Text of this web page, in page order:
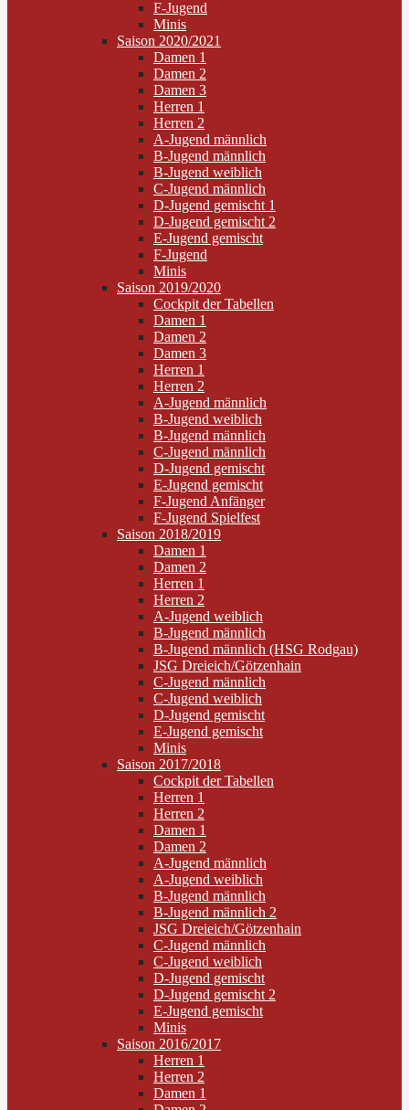
F-Jugend
Minis
Saison 2020/2021
Damen 1
Damen 2
Damen 3
Herren 1
Herren 2
A-Jugend männlich
B-Jugend männlich
B-Jugend weiblich
C-Jugend männlich
D-Jugend gemischt 1
D-Jugend gemischt 2
E-Jugend gemischt
F-Jugend
Minis
Saison 2019/2020
Cockpit der Tabellen
Damen 1
Damen 2
Damen 3
Herren 1
Herren 2
A-Jugend männlich
B-Jugend weiblich
B-Jugend männlich
C-Jugend männlich
D-Jugend gemischt
E-Jugend gemischt
F-Jugend Anfänger
F-Jugend Spielfest
Saison 2018/2019
Damen 1
Damen 2
Herren 1
Herren 2
A-Jugend weiblich
B-Jugend männlich
B-Jugend männlich (HSG Rodgau)
JSG Dreieich/Götzenhain
C-Jugend männlich
C-Jugend weiblich
D-Jugend gemischt
E-Jugend gemischt
Minis
Saison 2017/2018
Cockpit der Tabellen
Herren 1
Herren 2
Damen 1
Damen 2
A-Jugend männlich
A-Jugend weiblich
B-Jugend männlich
B-Jugend männlich 2
JSG Dreieich/Götzenhain
C-Jugend männlich
C-Jugend weiblich
D-Jugend gemischt
D-Jugend gemischt 2
E-Jugend gemischt
Minis
Saison 2016/2017
Herren 1
Herren 2
Damen 1